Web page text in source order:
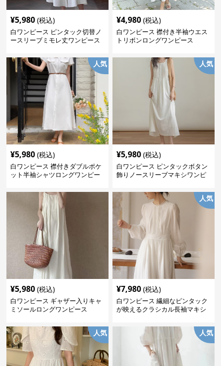
¥5,980 (税込)
白ワンピース ピンタック切替ノ
ースリーブミモレ丈ワンピース
¥4,980 (税込)
白ワンピース 襟付き半袖ウエス
トリボンロングワンピース
人気
¥5,980 (税込)
白ワンピース 襟付きダブルポケ
ット半袖シャツロングワンピー
人気
¥5,980 (税込)
白ワンピース ピンタックボタン
飾りノースリーブマキシワンピ
¥5,980 (税込)
白ワンピース ギャザー入りキャ
ミソールロングワンピース
人気
¥7,980 (税込)
白ワンピース 繊細なピンタック
が映えるクラシカル長袖マキシ
人気 人気